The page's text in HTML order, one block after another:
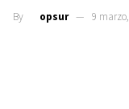
By opsur 9